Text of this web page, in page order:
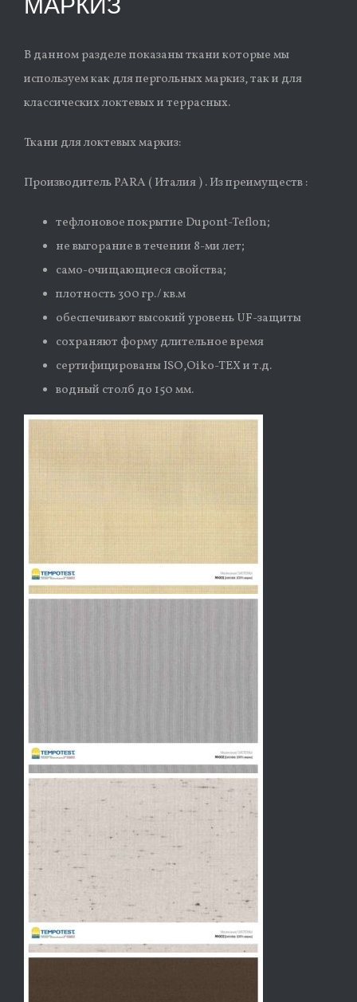
В данном разделе показаны ткани которые мы
используем как для пергольных маркиз, так и для
классических локтевых и террасных.
Ткани для локтевых маркиз:
Производитель PARA ( Италия ) . Из преимуществ :
тефлоновое покрытие Dupont-Teflon;
не выгорание в течении 8-ми лет;
само-очищающиеся свойства;
плотность 300 гр./ кв.м
обеспечивают высокий уровень UF-защиты
сохраняют форму длительное время
сертифицированы ISO,Oiko-TEX и т.д.
водный столб до 150 мм.